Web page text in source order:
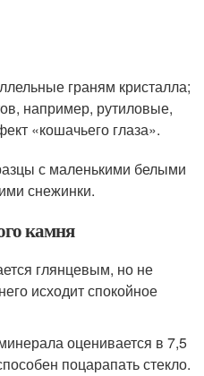
граням кристалла;
например, рутиловые,
«кошачьего глаза».
с маленькими белыми
снежинки.
камня
глянцевым, но не
исходит спокойное
оценивается в 7,5
поцарапать стекло.